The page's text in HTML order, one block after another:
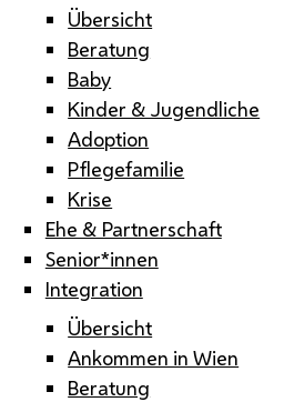
Übersicht
Beratung
Baby
Kinder & Jugendliche
Adoption
Pflegefamilie
Krise
Ehe & Partnerschaft
Senior*innen
Integration
Übersicht
Ankommen in Wien
Beratung